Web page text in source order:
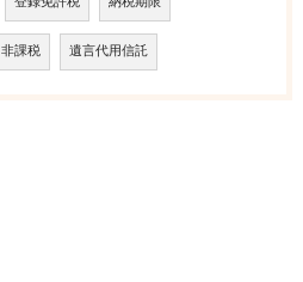
非課税 遺言代用信託